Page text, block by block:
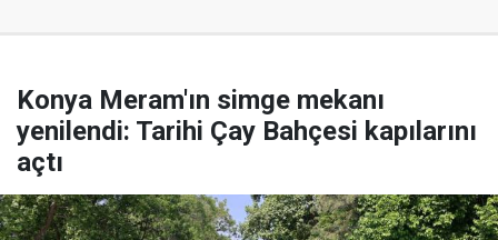
Konya Meram'ın simge mekanı
yenilendi: Tarihi Çay Bahçesi kapılarını
açtı